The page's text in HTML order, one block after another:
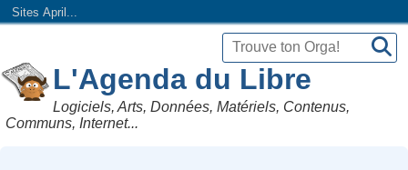
Sites April...
L'Agenda du Libre
Logiciels, Arts, Données, Matériels, Contenus,
Communs, Internet...